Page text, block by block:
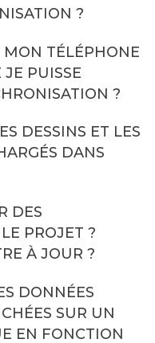
?
MON TÉLÉPHONE
PUISSE
?
DESSINS ET LES
DANS
DES
PROJET ?
À JOUR ?
DONNÉES
SUR UN
EN FONCTION